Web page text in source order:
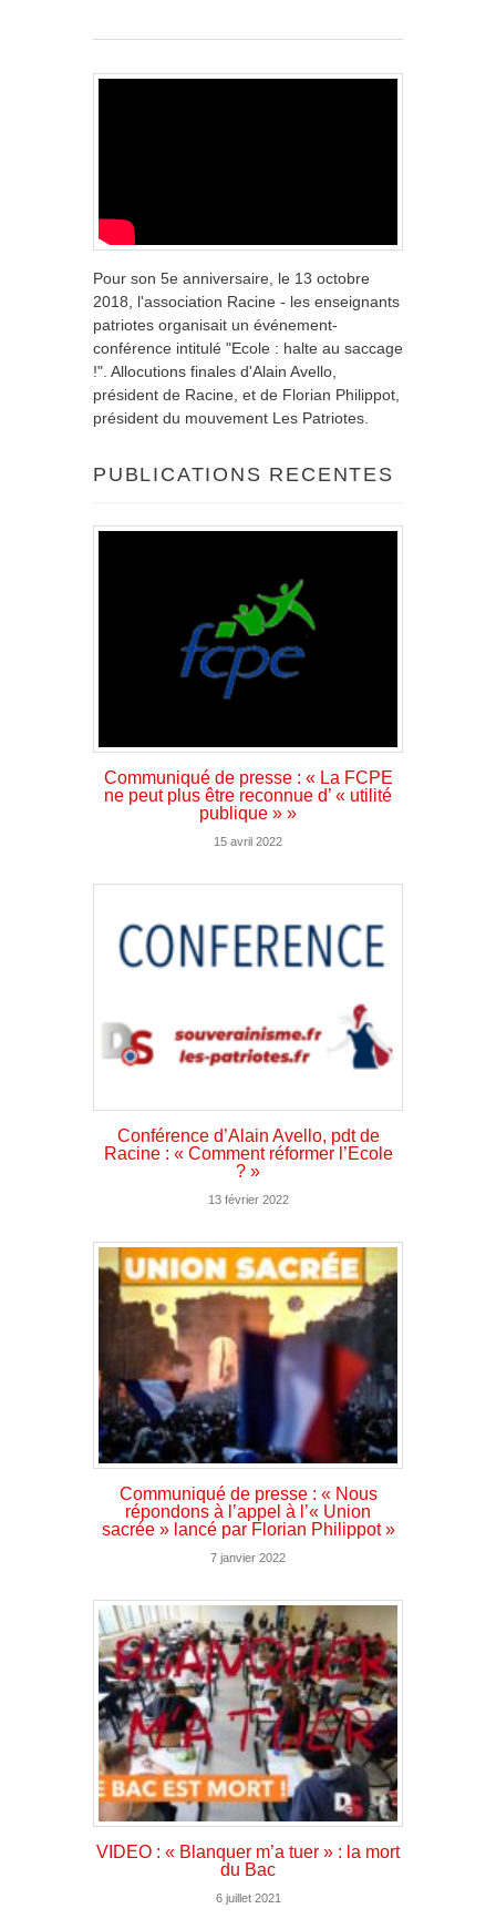
Pour son 5e anniversaire, le 13 octobre
2018, l'association Racine - les enseignants
patriotes organisait un événement-
conférence intitulé "Ecole : halte au saccage
!". Allocutions finales d'Alain Avello,
président de Racine, et de Florian Philippot,
président du mouvement Les Patriotes.
PUBLICATIONS RECENTES
Communiqué de presse : « La FCPE
ne peut plus être reconnue d’ « utilité
publique » »
15 avril 2022
Conférence d’Alain Avello, pdt de
Racine : « Comment réformer l’Ecole
? »
13 février 2022
Communiqué de presse : « Nous
répondons à l’appel à l’« Union
sacrée » lancé par Florian Philippot »
7 janvier 2022
VIDEO : « Blanquer m’a tuer » : la mort
du Bac
6 juillet 2021